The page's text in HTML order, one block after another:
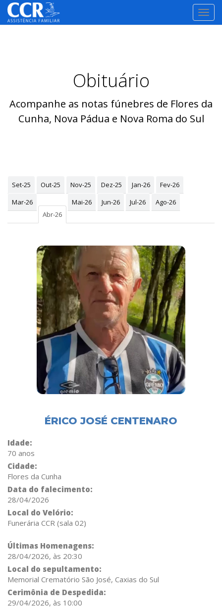
Obituário
Acompanhe as notas fúnebres de Flores da
Cunha, Nova Pádua e Nova Roma do Sul
Set-25 Out-25 Nov-25 Dez-25 Jan-26
Fev-26
Mar-26
Abr-26
Mai-26 Jun-26 Jul-26 Ago-26
ÉRICO JOSÉ CENTENARO
Idade:
70 anos
Cidade:
Flores da Cunha
Data do falecimento:
28/04/2026
Local do Velório:
Funerária CCR (sala 02)
Últimas Homenagens:
28/04/2026, às 20:30
Local do sepultamento:
Memorial Crematório São José, Caxias do Sul
Cerimônia de Despedida:
29/04/2026, às 10:00